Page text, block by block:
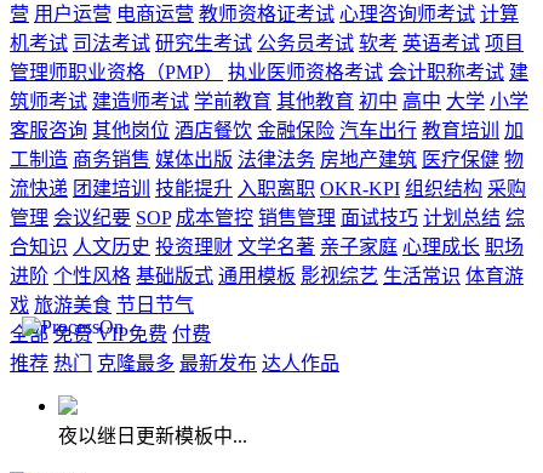
营 用户运营 电商运营 教师资格证考试 心理咨询师考试 计算
机考试 司法考试 研究生考试 公务员考试 软考 英语考试 项目
管理师职业资格（PMP）
执业医师资格考试 会计职称考试 建
筑师考试 建造师考试 学前教育 其他教育 初中 高中 大学 小学
客服咨询 其他岗位 酒店餐饮 金融保险 汽车出行 教育培训
加
工制造 商务销售 媒体出版 法律法务 房地产建筑 医疗保健 物
流快递 团建培训 技能提升 入职离职 OKR-KPI 组织结构 采购
管理 会议纪要 SOP 成本管控 销售管理 面试技巧 计划总结 综
合知识 人文历史 投资理财 文学名著 亲子家庭 心理成长 职场
进阶 个性风格 基础版式 通用模板 影视综艺 生活常识 体育游
戏 旅游美食 节日节气
全部 免费 VIP免费 付费
推荐 热门 克隆最多 最新发布 达人作品
夜以继日更新模板中...